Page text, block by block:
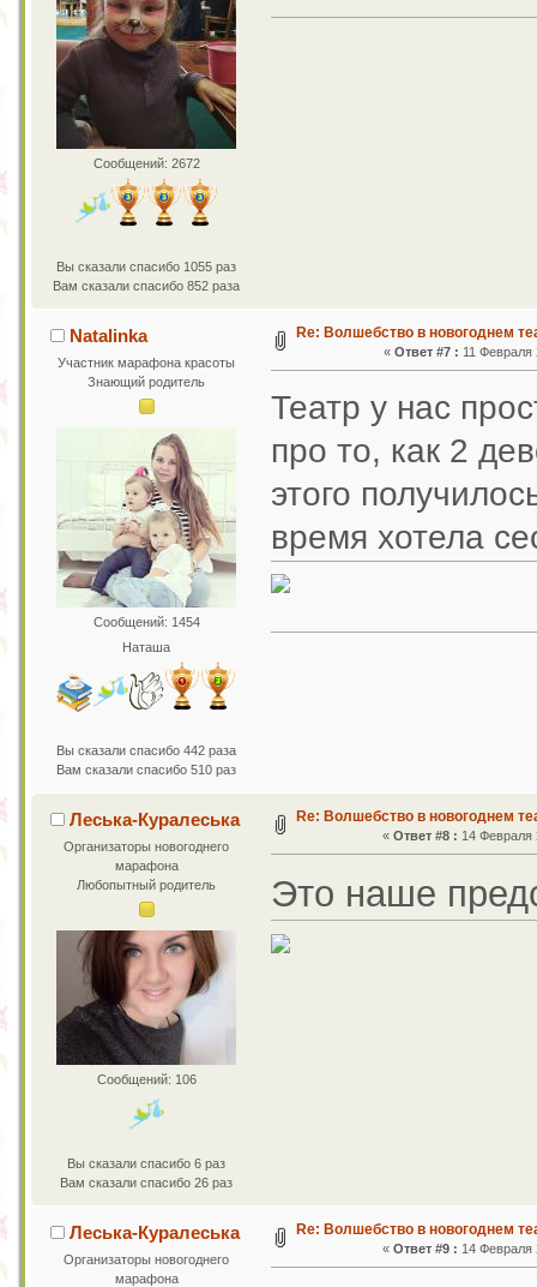
Сообщений: 2672
Вы сказали спасибо 1055 раз
Вам сказали спасибо 852 раза
Natalinka
Участник марафона красоты
Знающий родитель
Сообщений: 1454
Наташа
Вы сказали спасибо 442 раза
Вам сказали спасибо 510 раз
Re: Волшебство в новогоднем
«Ответ #7 : 11 Февраля
Театр у нас
про то, как 2
этого
время хотела
Леська-Куралеська
Организаторы новогоднего
марафона
Любопытный родитель
Сообщений: 106
Вы сказали спасибо 6 раз
Вам сказали спасибо 26 раз
Re: Волшебство в новогоднем
«Ответ #8 : 14 Февраля
Это наше
Леська-Куралеська
Организаторы новогоднего
марафона
Re: Волшебство в новогоднем
«Ответ #9 : 14 Февраля